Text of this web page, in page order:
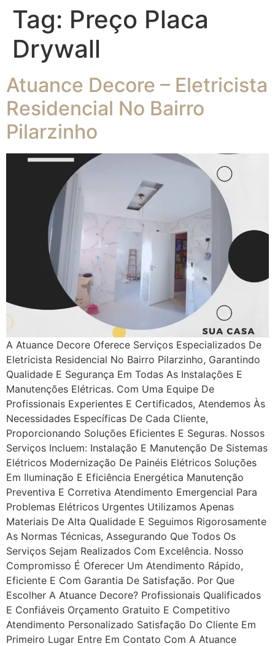
Tag: Preço Placa
Drywall
Atuance Decore – Eletricista
Residencial No Bairro
Pilarzinho
A Atuance Decore Oferece Serviços Especializados De
Eletricista Residencial No Bairro Pilarzinho, Garantindo
Qualidade E Segurança Em Todas As Instalações E
Manutenções Elétricas. Com Uma Equipe De
Profissionais Experientes E Certificados, Atendemos Às
Necessidades Específicas De Cada Cliente,
Proporcionando Soluções Eficientes E Seguras. Nossos
Serviços Incluem: Instalação E Manutenção De Sistemas
Elétricos Modernização De Painéis Elétricos Soluções
Em Iluminação E Eficiência Energética Manutenção
Preventiva E Corretiva Atendimento Emergencial Para
Problemas Elétricos Urgentes Utilizamos Apenas
Materiais De Alta Qualidade E Seguimos Rigorosamente
As Normas Técnicas, Assegurando Que Todos Os
Serviços Sejam Realizados Com Excelência. Nosso
Compromisso É Oferecer Um Atendimento Rápido,
Eficiente E Com Garantia De Satisfação. Por Que
Escolher A Atuance Decore? Profissionais Qualificados
E Confiáveis Orçamento Gratuito E Competitivo
Atendimento Personalizado Satisfação Do Cliente Em
Primeiro Lugar Entre Em Contato Com A Atuance